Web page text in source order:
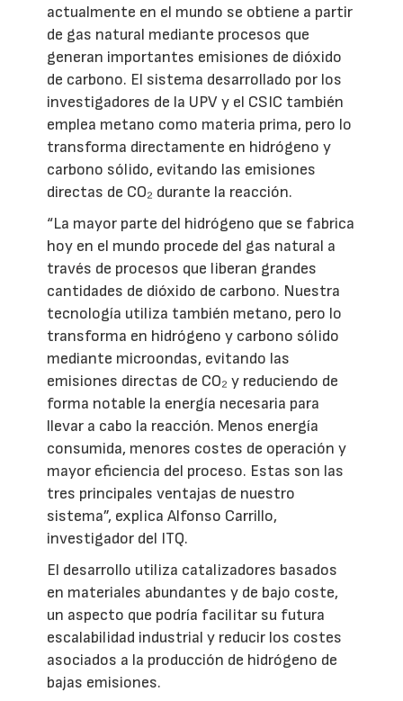
actualmente en el mundo se obtiene a partir
de gas natural mediante procesos que
generan importantes emisiones de dióxido
de carbono. El sistema desarrollado por los
investigadores de la UPV y el CSIC también
emplea metano como materia prima, pero lo
transforma directamente en hidrógeno y
carbono sólido, evitando las emisiones
directas de CO₂ durante la reacción.
“La mayor parte del hidrógeno que se fabrica
hoy en el mundo procede del gas natural a
través de procesos que liberan grandes
cantidades de dióxido de carbono. Nuestra
tecnología utiliza también metano, pero lo
transforma en hidrógeno y carbono sólido
mediante microondas, evitando las
emisiones directas de CO₂ y reduciendo de
forma notable la energía necesaria para
llevar a cabo la reacción. Menos energía
consumida, menores costes de operación y
mayor eficiencia del proceso. Estas son las
tres principales ventajas de nuestro
sistema”, explica Alfonso Carrillo,
investigador del ITQ.
El desarrollo utiliza catalizadores basados
en materiales abundantes y de bajo coste,
un aspecto que podría facilitar su futura
escalabilidad industrial y reducir los costes
asociados a la producción de hidrógeno de
bajas emisiones.